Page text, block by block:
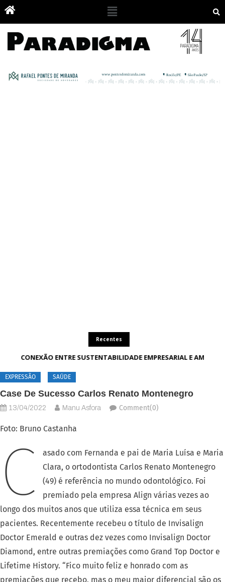
Recentes
A CONEXÃO ENTRE SUSTENTABILIDADE EMPRESARIAL E
EXPRESSÃO SAÚDE
Case De Sucesso Carlos Renato Montenegro
13/04/2022 Manu Asfora Comment(0)
Foto: Bruno Castanha
C
asado com Fernanda e pai de Maria Luísa e Maria
Clara, o ortodontista Carlos Renato Montenegro
(49) é referência no mundo odontológico. Foi
premiado pela empresa Align várias vezes ao
longo dos muitos anos que utiliza essa técnica em seus
pacientes. Recentemente recebeu o título de Invisalign
Doctor Emerald e outras dez vezes como Invisalign Doctor
Diamond, entre outras premiações como Grand Top Doctor e
Lifetime History. “Fico muito feliz e honrado com as
premiações que recebo, mas o meu maior diferencial são os